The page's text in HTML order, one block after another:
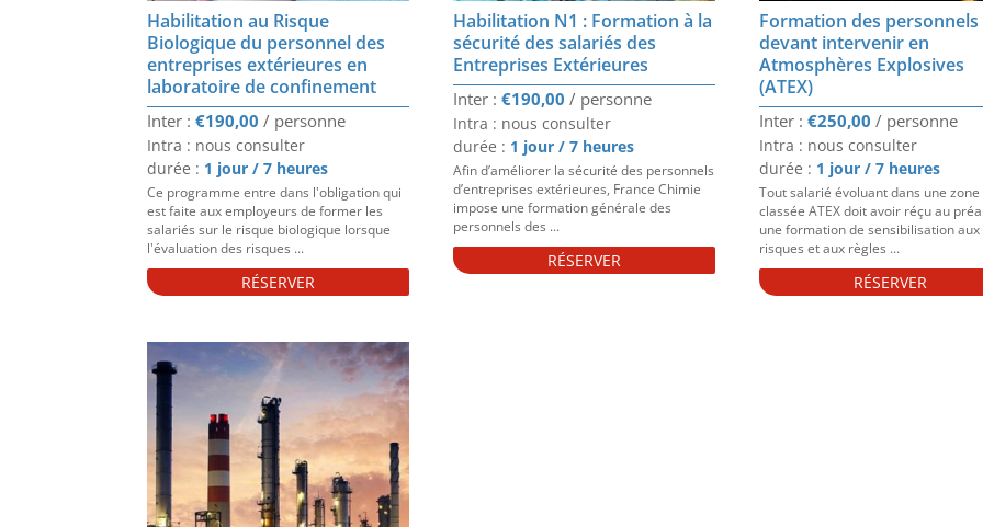
Habilitation au Risque
Biologique du personnel des
entreprises extérieures en
laboratoire de confinement
€190,00
Intra : nous consulter
durée : 1 jour / 7 heures
Ce programme entre dans l'obligation qui
est faite aux employeurs de former les
salariés sur le risque biologique lorsque
l'évaluation des risques ...
RÉSERVER
Habilitation N1 : Formation à la
sécurité des salariés des
Entreprises Extérieures
€190,00
Intra : nous consulter
durée : 1 jour / 7 heures
Afin d’améliorer la sécurité des personnels
d’entreprises extérieures, France Chimie
impose une formation générale des
personnels des ...
RÉSERVER
Formation des personnels
devant intervenir en
Atmosphères Explosives
(ATEX)
€250,00
Intra : nous consulter
durée : 1 jour / 7 heures
Tout salarié évoluant dans une zone
classée ATEX doit avoir réçu au
une formation de sensibilisation aux
risques et aux règles ...
RÉSERVER